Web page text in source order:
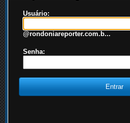
Usuário:
@rondoniareporter.com.b...
Senha: